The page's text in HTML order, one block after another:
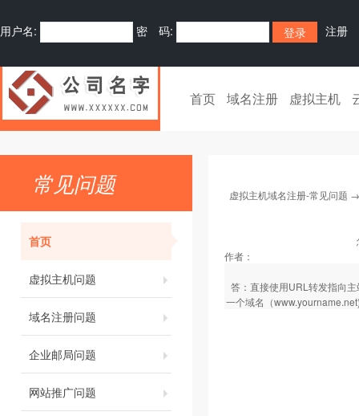
用户名: 密 码: 注册
首页 域名注册 虚拟主机
常见问题
首页
虚拟主机问题
域名注册问题
企业邮局问题
网站推广问题
虚拟主机域名注册-常见问题
作者：
答：直接使用URL转发指向
一个域名（